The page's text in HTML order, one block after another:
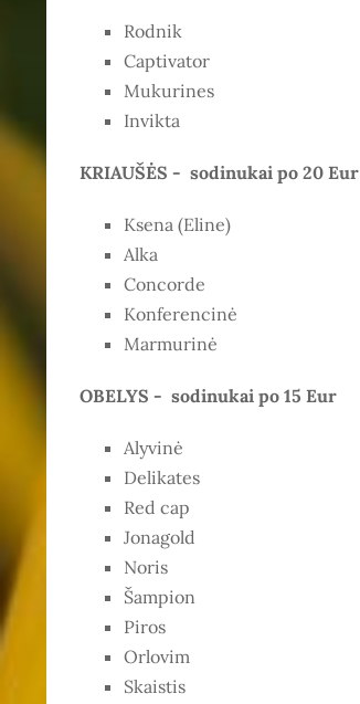
Rodnik
Captivator
Mukurines
Invikta
KRIAUŠĖS - sodinukai po 20 Eur
Ksena (Eline)
Alka
Concorde
Konferencinė
Marmurinė
OBELYS - sodinukai po 15 Eur
Alyvinė
Delikates
Red cap
Jonagold
Noris
Šampion
Piros
Orlovim
Skaistis